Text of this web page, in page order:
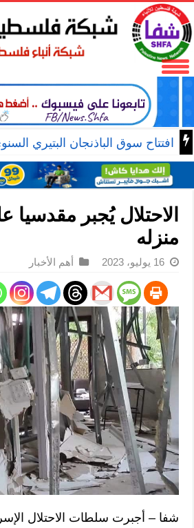
افتتاح سوق الباذنجان البتيري
الاحتلال يُجبر مقدسيا
منزله
16 يوليو، 2023 أهم الأخبار
شفا – أجبرت سلطات الاحتلال